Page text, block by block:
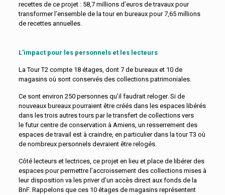
recettes de ce projet : 58,7 millions d’euros de travaux pour
transformer l’ensemble de la tour en bureaux pour 7,65 millions
de recettes annuelles.
L’impact pour les personnels et les lecteurs
La Tour T2 compte 18 étages, dont 7 de bureaux et 10 de
magasins où sont conservés des collections patrimoniales.
Ce sont environ 250 personnes qu’il faudrait reloger. Si de
nouveaux bureaux pourraient être créés dans les espaces libérés
dans les trois autres tours par le transfert de collections vers
le futur centre de conservation à Amiens, un resserrement des
espaces de travail est à craindre, en particulier dans la tour T3 où
de nombreux personnels devraient être relogés.
Côté lecteurs et lectrices, ce projet en lieu et place de libérer des
espaces pour permettre l’accroissement des collections mises à
leur disposition va les priver d’un accès direct aux fonds de la
BnF. Rappelons que ces 10 étages de magasins représentent